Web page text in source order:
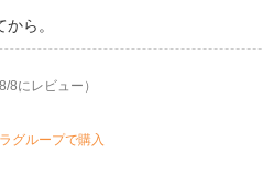
ら。
8にレビュー）
グループで購入